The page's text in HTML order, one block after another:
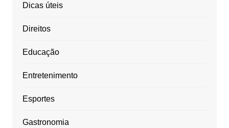
Dicas úteis
Direitos
Educação
Entretenimento
Esportes
Gastronomia